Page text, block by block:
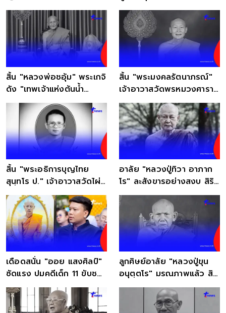
บางขมิ้น มรณภาพ
ป่าหนองแข้ดง
สิ้น "หลวงพ่อชอุ้ม" พระเกจิ
ดัง "เทพเจ้าแห่งต้นน้ำ
เจ้าพระยา"
สิ้น "พระมงคลรัตนาภรณ์"
เจ้าอาวาสวัดพรหมวงศาราม
มรณภาพแล้ว
สิ้น "พระอธิการบุญไทย
สุนฺทโร ป." เจ้าอาวาสวัดไผ่
น้อย มรณภาพ
อาลัย "หลวงปู่ทิวา อาภาก
โร" ละสังขารอย่างสงบ สิริ
อายุ 93 ปี 68 พรรษา
เดือดสนั่น "ออย แสงศิลป์"
ซัดแรง ปมคดีเด็ก 11 ขับชน
ขบวนพระธุดงค์
ลูกศิษย์อาลัย "หลวงปู่ขุน
อนุตฺตโร" มรณภาพแล้ว สิริ
อายุ 97 ปี